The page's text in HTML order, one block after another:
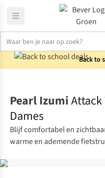
Back to
Pearl Izumi
Dames
Blijf comfortabel en
warme en ademende